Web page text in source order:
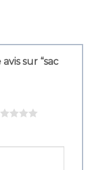
sur “sac